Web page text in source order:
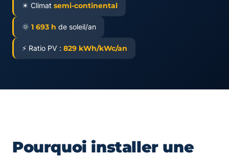
☀ Climat semi-continental
🌞 1 693 h de soleil/an
⚡ Ratio PV : 829 kWh/kWc/an
Pourquoi installer une